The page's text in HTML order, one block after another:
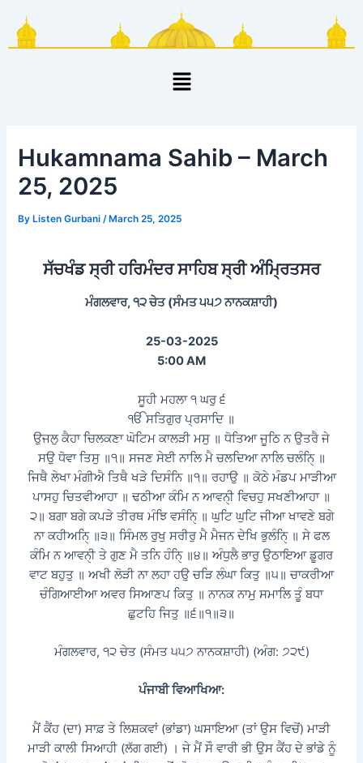
content
Menu
Hukamnama Sahib – March
25, 2025
By Listen Gurbani/ March 25, 2025
ਸੱਚਖੰਡ ਸ੍ਰੀ ਹਰਿਮੰਦਰ ਸਾਹਿਬ ਸ੍ਰੀ ਅੰਮ੍ਰਿਤਸਰ
ਮੰਗਲਵਾਰ, ੧੨ ਚੇਤ (ਸੰਮਤ ੫੫੭ ਨਾਨਕਸ਼ਾਹੀ)
25-03-2025
5:00 AM
ਸੂਹੀ ਮਹਲਾ ੧ ਘਰੁ ੬
ੴ ਸਤਿਗੁਰ ਪ੍ਰਸਾਦਿ ॥
ਉਜਲੁ ਕੈਹਾ ਚਿਲਕਣਾ ਘੋਟਿਮ ਕਾਲੜੀ ਮਸੁ ॥ ਧੋਤਿਆ ਜੂਠਿ ਨ ਉਤਰੈ ਜੇ
ਸਉ ਧੋਵਾ ਤਿਸੁ ॥੧॥ ਸਜਣ ਸੇਈ ਨਾਲਿ ਮੈ ਚਲਦਿਆ ਨਾਲਿ ਚਲੰਨਿੑ ॥
ਜਿਥੈ ਲੇਖਾ ਮੰਗੀਐ ਤਿਥੈ ਖੜੇ ਦਿਸੰਨਿ ॥੧॥ ਰਹਾਉ ॥ ਕੋਠੇ ਮੰਡਪ ਮਾੜੀਆ
ਪਾਸਹੁ ਚਿਤਵੀਆਹਾ ॥ ਢਠੀਆ ਕੰਮਿ ਨ ਆਵਨੑੀ ਵਿਚਹੁ ਸਖਣੀਆਹਾ ॥
੨॥ ਬਗਾ ਬਗੇ ਕਪੜੇ ਤੀਰਥ ਮੰਝਿ ਵਸੰਨਿੑ ॥ ਘੁਟਿ ਘੁਟਿ ਜੀਆ ਖਾਵਣੇ ਬਗੇ
ਨਾ ਕਹੀਅਨਿੑ ॥੩॥ ਸਿੰਮਲ ਰੁਖੁ ਸਰੀਰੁ ਮੈ ਮੈਜਨ ਦੇਖਿ ਭੁਲੰਨਿੑ ॥ ਸੇ ਫਲ
ਕੰਮਿ ਨ ਆਵਨੑੀ ਤੇ ਗੁਣ ਮੈ ਤਨਿ ਹੰਨਿੑ ॥੪॥ ਅੰਧੁਲੈ ਭਾਰੁ ਉਠਾਇਆ ਡੂਗਰ
ਵਾਟ ਬਹੁਤੁ ॥ ਅਖੀ ਲੋੜੀ ਨਾ ਲਹਾ ਹਉ ਚੜਿ ਲੰਘਾ ਕਿਤੁ ॥੫॥ ਚਾਕਰੀਆ
ਚੰਗਿਆਈਆ ਅਵਰ ਸਿਆਣਪ ਕਿਤੁ ॥ ਨਾਨਕ ਨਾਮੁ ਸਮਾਲਿ ਤੂੰ ਬਧਾ
ਛੁਟਹਿ ਜਿਤੁ ॥੬॥੧॥੩॥
ਮੰਗਲਵਾਰ, ੧੨ ਚੇਤ (ਸੰਮਤ ੫੫੭ ਨਾਨਕਸ਼ਾਹੀ) (ਅੰਗ: ੭੨੯)
ਪੰਜਾਬੀ ਵਿਆਖਿਆ:
ਮੈਂ ਕੈਂਹ (ਦਾ) ਸਾਫ਼ ਤੇ ਲਿਸ਼ਕਵਾਂ (ਭਾਂਡਾ) ਘਸਾਇਆ (ਤਾਂ ਉਸ ਵਿਚੋਂ) ਮਾੜੀ
ਮਾੜੀ ਕਾਲੀ ਸਿਆਹੀ (ਲੱਗ ਗਈ) । ਜੇ ਮੈਂ ਸੌ ਵਾਰੀ ਭੀ ਉਸ ਕੈਂਹ ਦੇ ਭਾਂਡੇ ਨੂੰ
navigation